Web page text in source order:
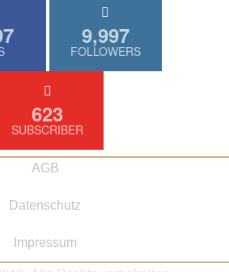
9,997
FOLLOWERS
623
SUBSCRIBER
AGB
Datenschutz
Impressum